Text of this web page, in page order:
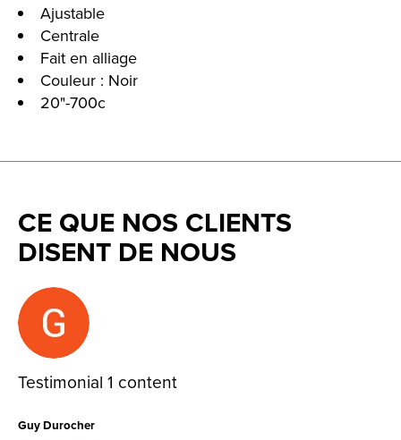
Ajustable
Centrale
Fait en alliage
Couleur : Noir
20"-700c
CE QUE NOS CLIENTS
DISENT DE NOUS
Testimonial items
Testimonial 1 content
Guy Durocher